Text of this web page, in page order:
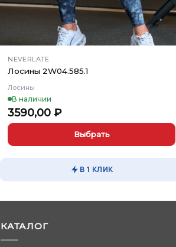
NEVERLATE
Лосины 2W04.585.1
Лосины
В наличии
3590,00₽
Выбрать
вариаций.
можно
выбрать
В 1 КЛИК
КАТАЛОГ